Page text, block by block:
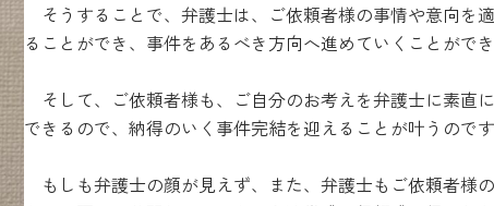
そうすることで、弁護士は、ご依頼者様の事情や意向を
ることができ、事件をあるべき方向へ進めていくことができ
そして、ご依頼者様も、ご自分のお考えを弁護士に素直
できるので、納得のいく事件完結を迎えることが叶うのです
もしも弁護士の顔が見えず、また、弁護士もご依頼者様